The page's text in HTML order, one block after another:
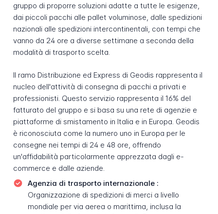
gruppo di proporre soluzioni adatte a tutte le esigenze,
dai piccoli pacchi alle pallet voluminose, dalle spedizioni
nazionali alle spedizioni intercontinentali, con tempi che
vanno da 24 ore a diverse settimane a seconda della
modalità di trasporto scelta.
Il ramo Distribuzione ed Express di Geodis rappresenta il
nucleo dell'attività di consegna di pacchi a privati e
professionisti. Questo servizio rappresenta il 16% del
fatturato del gruppo e si basa su una rete di agenzie e
piattaforme di smistamento in Italia e in Europa. Geodis
è riconosciuta come la numero uno in Europa per le
consegne nei tempi di 24 e 48 ore, offrendo
un'affidabilità particolarmente apprezzata dagli e-
commerce e dalle aziende.
Agenzia di trasporto internazionale :
Organizzazione di spedizioni di merci a livello
mondiale per via aerea o marittima, inclusa la